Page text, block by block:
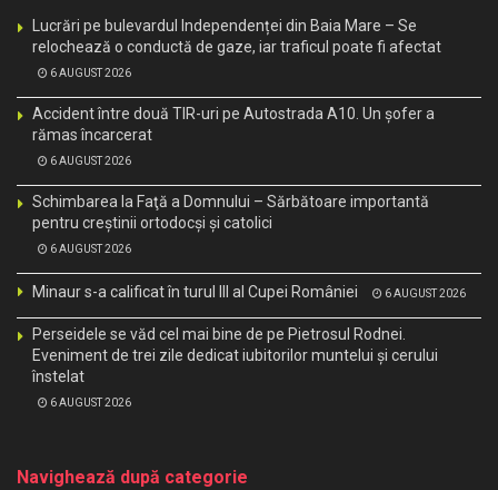
Lucrări pe bulevardul Independenței din Baia Mare – Se
relochează o conductă de gaze, iar traficul poate fi afectat
6 AUGUST 2026
Accident între două TIR-uri pe Autostrada A10. Un șofer a
rămas încarcerat
6 AUGUST 2026
Schimbarea la Faţă a Domnului – Sărbătoare importantă
pentru creştinii ortodocşi şi catolici
6 AUGUST 2026
Minaur s-a calificat în turul III al Cupei României 6 AUGUST 2026
Perseidele se văd cel mai bine de pe Pietrosul Rodnei.
Eveniment de trei zile dedicat iubitorilor muntelui și cerului
înstelat
6 AUGUST 2026
Navighează după categorie